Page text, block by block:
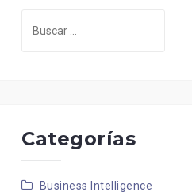
Categorías
Business Intelligence